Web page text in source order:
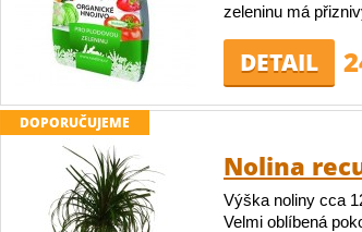
zeleninu má
DETAIL
DOPORUČUJEME
Nolina
Výška noliny cca
Velmi oblíbená